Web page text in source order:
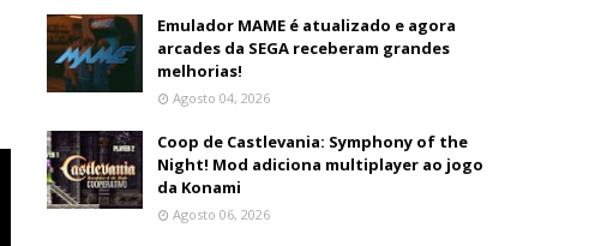
Emulador MAME é atualizado e agora
arcades da SEGA receberam grandes
melhorias!
Agosto 04, 2026
Coop de Castlevania: Symphony of the
Night! Mod adiciona multiplayer ao jogo
da Konami
Agosto 06, 2026